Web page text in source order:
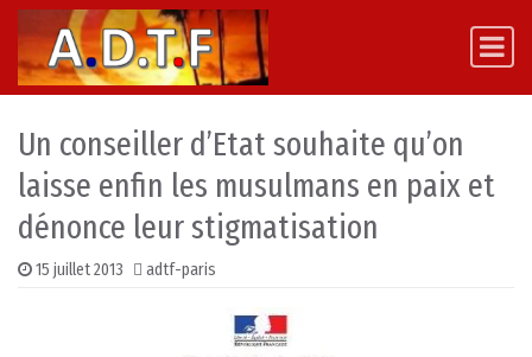
Skip to content
Main Navigation
Un conseiller d’Etat souhaite qu’on
laisse enfin les musulmans en paix et
dénonce leur stigmatisation
15 juillet 2013 adtf-paris